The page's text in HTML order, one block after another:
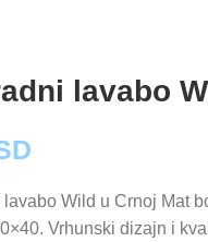
lavabo
Wild u Crnoj Mat
Vrhunski dizajn i